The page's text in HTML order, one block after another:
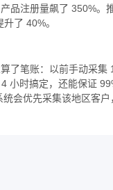
品注册量飙了 350%
了 40%。
了笔账：以前手动采
时搞定，还能保证
会优先采集该地区客户